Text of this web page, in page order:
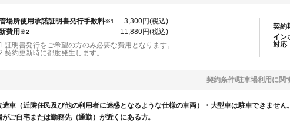
場所使用承諾証明書発行手数料※1 3,300円(税込)
費用※2 11,880円(税込)
証明書発行をご希望の方のみ必要な費用となります。
契約更新時に都度発生します。
契約
イン
対応
契約条件/駐車場利用に関
車（近隣住民及び他の利用者に迷惑となるような仕様の車両）・大型車は駐車できませ
がご自宅または勤務先（通勤）が近くにある方。